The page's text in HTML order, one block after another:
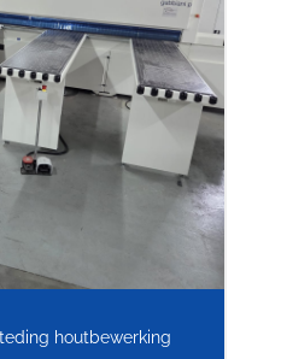
houtbewerking